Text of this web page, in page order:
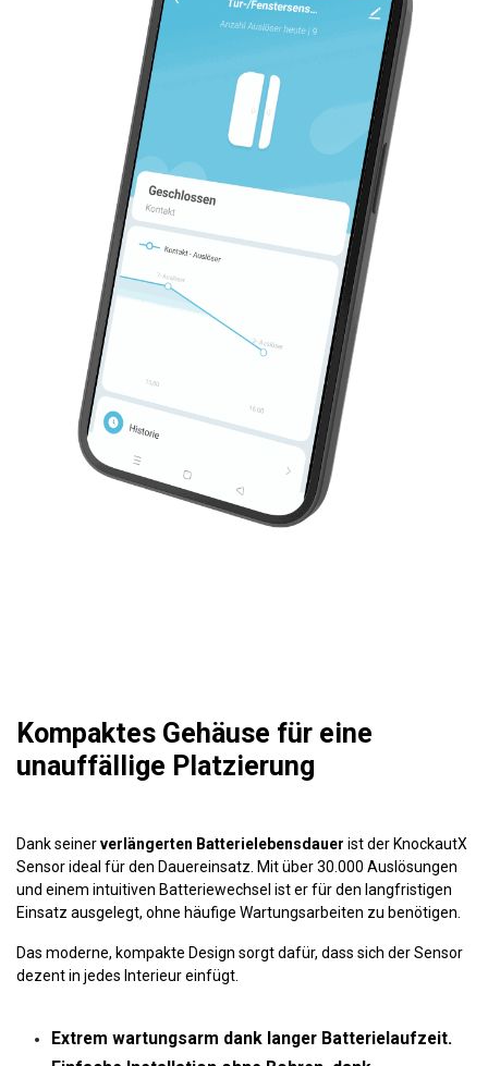
Kompaktes Gehäuse für eine
unauffällige Platzierung
Dank seinerverlängerten Batterielebensdauer ist der KnockautX
Sensor ideal für den Dauereinsatz. Mit über 30.000 Auslösungen
und einem intuitiven Batteriewechsel ist er für den langfristigen
Einsatz ausgelegt, ohne häufige Wartungsarbeiten zu benötigen.
Das moderne, kompakte Design sorgt dafür, dass sich der Sensor
dezent in jedes Interieur einfügt.
Extrem wartungsarm dank langer Batterielaufzeit.